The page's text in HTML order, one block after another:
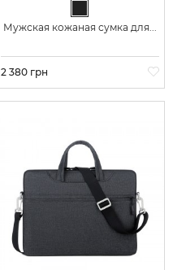
Мужская кожаная сумка для...
Цена
2 380 грн